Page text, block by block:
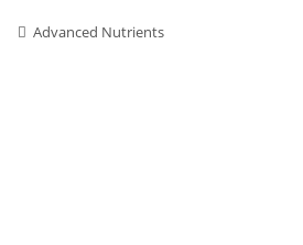
Advanced Nutrients